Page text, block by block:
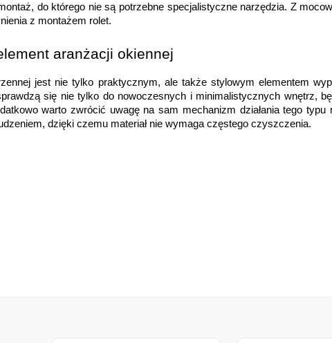
do którego nie są potrzebne specjalistyczne narzędzia. Z
z montażem rolet.
aranżacji okiennej
jest nie tylko praktycznym, ale także stylowym elementem
się nie tylko do nowoczesnych i minimalistycznych wnętrz,
warto zwrócić uwagę na sam mechanizm działania tego typu
dzięki czemu materiał nie wymaga częstego czyszczenia.